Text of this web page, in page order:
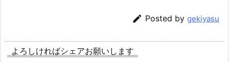
 Posted by gekiyasu
よろしければシェアお願いします